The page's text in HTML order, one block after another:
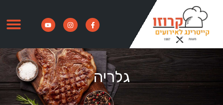
גלריה